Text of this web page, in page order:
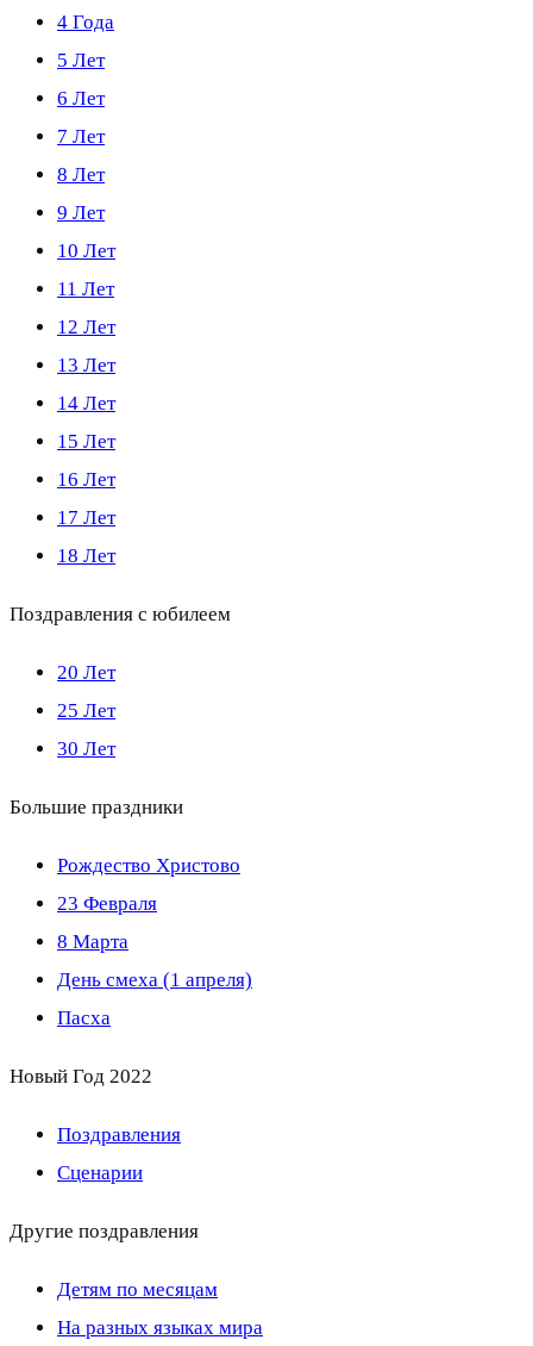
4 Года
5 Лет
6 Лет
7 Лет
8 Лет
9 Лет
10 Лет
11 Лет
12 Лет
13 Лет
14 Лет
15 Лет
16 Лет
17 Лет
18 Лет
Поздравления с юбилеем
20 Лет
25 Лет
30 Лет
Большие праздники
Рождество Христово
23 Февраля
8 Марта
День смеха (1 апреля)
Пасха
Новый Год 2022
Поздравления
Сценарии
Другие поздравления
Детям по месяцам
На разных языках мира